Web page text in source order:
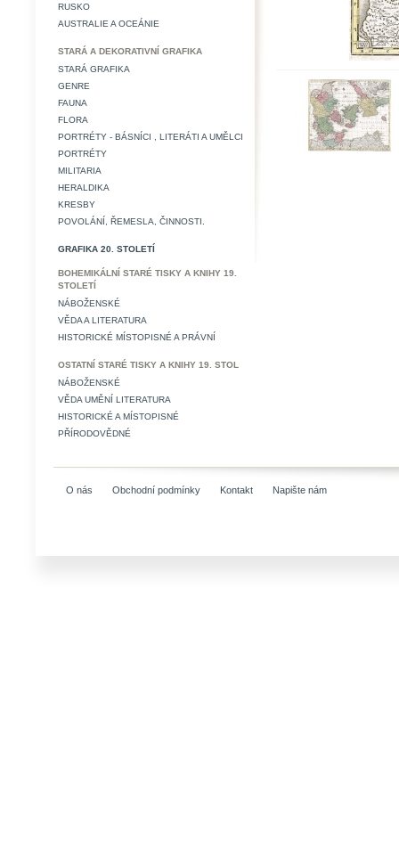
RUSKO
AUSTRALIE A OCEÁNIE
STARÁ A DEKORATIVNÍ GRAFIKA
STARÁ GRAFIKA
GENRE
FAUNA
FLORA
PORTRÉTY - BÁSNÍCI , LITERÁTI A UMĚLCI
PORTRÉTY
MILITARIA
HERALDIKA
KRESBY
POVOLÁNÍ, ŘEMESLA, ČINNOSTI.
GRAFIKA 20. STOLETÍ
BOHEMIKÁLNÍ STARÉ TISKY A KNIHY 19.
STOLETÍ
NÁBOŽENSKÉ
VĚDA A LITERATURA
HISTORICKÉ MÍSTOPISNÉ A PRÁVNÍ
OSTATNÍ STARÉ TISKY A KNIHY 19. STOL
NÁBOŽENSKÉ
VĚDA UMĚNÍ LITERATURA
HISTORICKÉ A MÍSTOPISNÉ
PŘÍRODOVĚDNÉ
O nás Obchodní podmínky Kontakt Napište nám